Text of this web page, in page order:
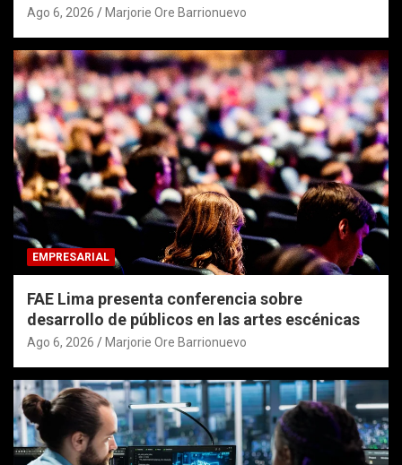
Ago 6, 2026 Marjorie Ore Barrionuevo
EMPRESARIAL
FAE Lima presenta conferencia sobre
desarrollo de públicos en las artes escénicas
Ago 6, 2026 Marjorie Ore Barrionuevo